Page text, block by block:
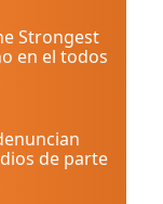
Strongest
en el todos
de parte